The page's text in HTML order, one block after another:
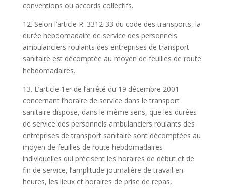
conventions ou accords collectifs.
12. Selon l’article R. 3312-33 du code des transports, la
durée hebdomadaire de service des personnels
ambulanciers roulants des entreprises de transport
sanitaire est décomptée au moyen de feuilles de route
hebdomadaires.
13. L’article 1er de l’arrêté du 19 décembre 2001
concernant l’horaire de service dans le transport
sanitaire dispose, dans le même sens, que les durées
de service des personnels ambulanciers roulants des
entreprises de transport sanitaire sont décomptées au
moyen de feuilles de route hebdomadaires
individuelles qui précisent les horaires de début et de
fin de service, l’amplitude journalière de travail en
heures, les lieux et horaires de prise de repas,